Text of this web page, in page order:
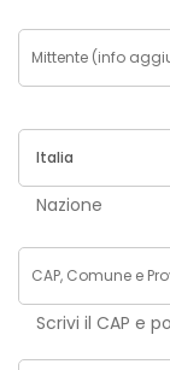
Nazione
Scrivi il CAP e